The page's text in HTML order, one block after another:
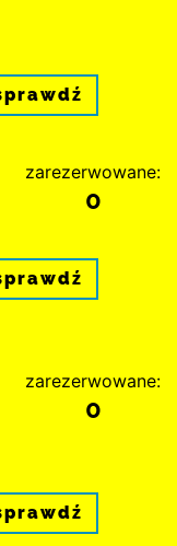
zarezerwowane:
0
zarezerwowane:
0